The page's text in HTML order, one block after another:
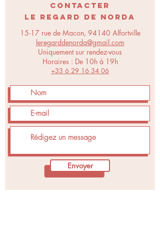
CONTACTER
LE REGARD DE NORDA
15-17 rue de Macon, 94140 Alfortville
leregarddenorda@gmail.com
Uniquement sur rendez-vous
Horaires : De 10h à 19h
+33 6 29 16 34 06
Envoyer